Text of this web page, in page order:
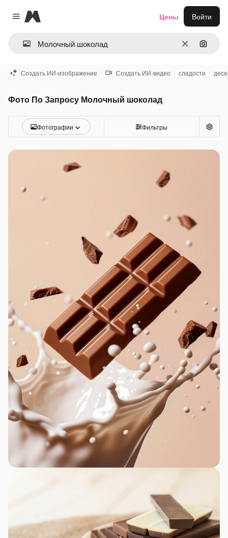
Close menu
Magnific
ОчиститьПоиск
Цены Войти
Создать ИИ-изображение Создать ИИ-видео сладости
Фото По Запросу Молочный шоколад
Фотографии Фильтры